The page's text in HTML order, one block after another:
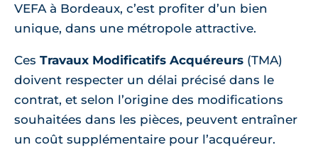
VEFA à Bordeaux, c’est profiter d’un bien
unique, dans une métropole attractive.
Ces Travaux Modificatifs Acquéreurs (TMA)
doivent respecter un délai précisé dans le
contrat, et selon l’origine des modifications
souhaitées dans les pièces, peuvent entraîner
un coût supplémentaire pour l’acquéreur.